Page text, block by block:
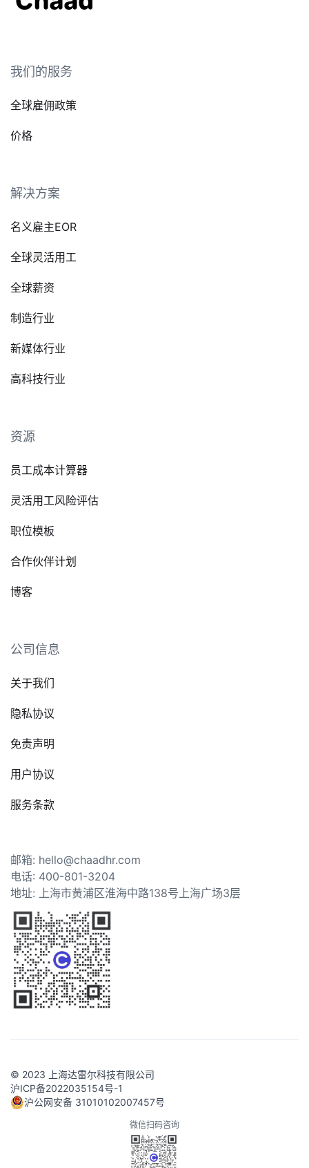
我们的服务
全球雇佣政策
价格
解决方案
名义雇主EOR
全球灵活用工
全球薪资
制造行业
新媒体行业
高科技行业
资源
员工成本计算器
灵活用工风险评估
职位模板
合作伙伴计划
博客
公司信息
关于我们
隐私协议
免责声明
用户协议
服务条款
邮箱: hello@chaadhr.com
电话: 400-801-3204
地址: 上海市黄浦区淮海中路138号上海广场3层
© 2023 上海达雷尔科技有限公司
沪ICP备2022035154号-1
沪公网安备 31010102007457号
微信扫码咨询